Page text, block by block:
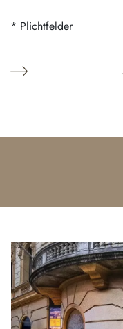
* Plichtfelder